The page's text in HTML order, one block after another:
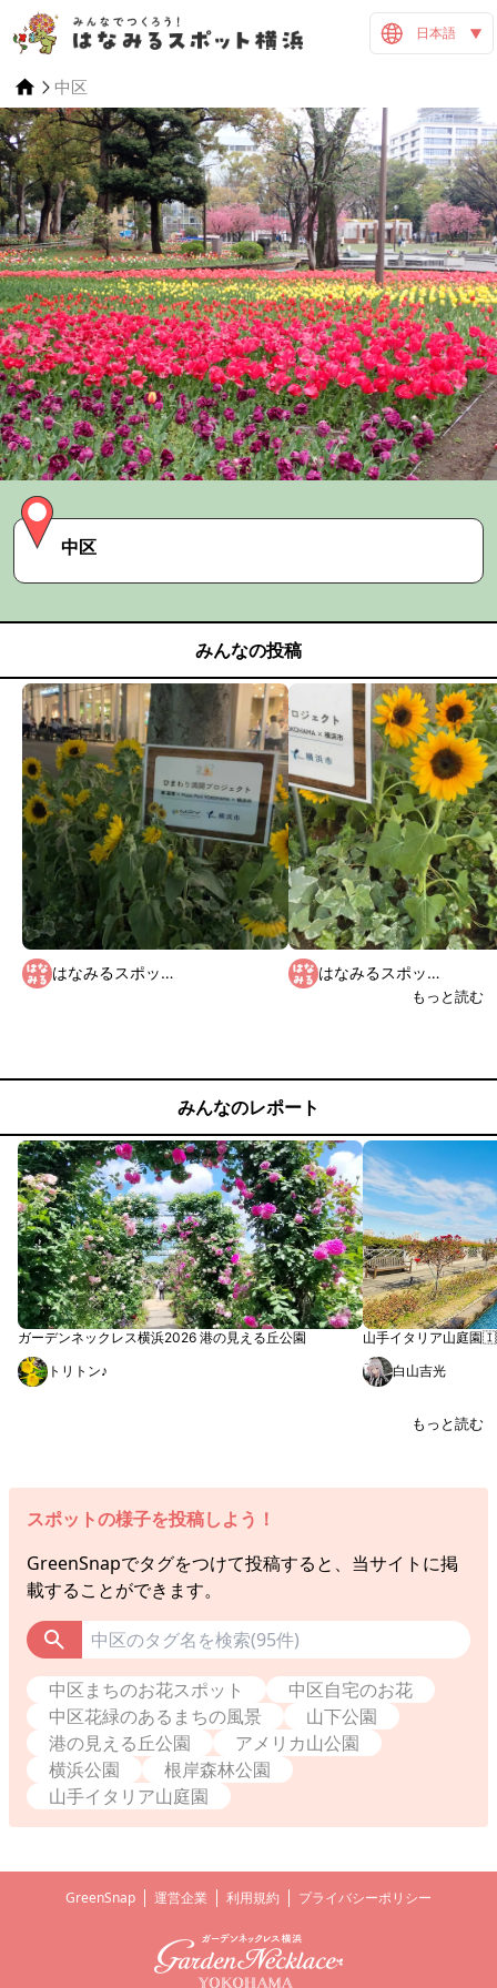
日本語
中区
中区
みんなの投稿
はなみるスポット横浜 公式 はなみるスポット横浜 公式
もっと読む
みんなのレポート
ガーデンネックレス横浜2026 港の見える丘公園
トリトン♪
山手イタリア山庭園
白山吉光
もっと読む
スポットの様子を投稿しよう！
GreenSnapでタグをつけて投稿すると、当サイトに掲
載することができます。
中区まちのお花スポット
中区自宅のお花
中区花緑のあるまちの風景
山下公園
港の見える丘公園
アメリカ山公園
横浜公園
根岸森林公園
山手イタリア山庭園
GreenSnap 運営企業 利用規約 プライバシーポリシー